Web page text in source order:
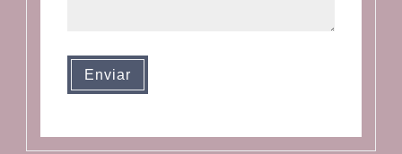
Enviar